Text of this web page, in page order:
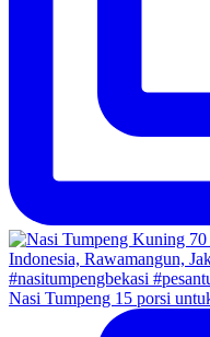
Nasi Tumpeng 15 porsi